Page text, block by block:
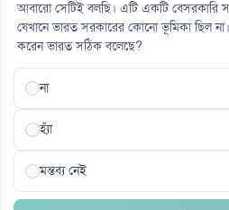
আজই কি বিয়ে করছেন রোনালদো-জর্জিনা,
০৮ আগস্ট
আবারো সেটিই বলছি। এটি একটি বেসরকারি
যেখানে ভারত সরকারের কোনো ভূমিকা ছিল
করেন ভারত সঠিক বলেছে?
না
হ্যাঁ
মন্তব্য নেই